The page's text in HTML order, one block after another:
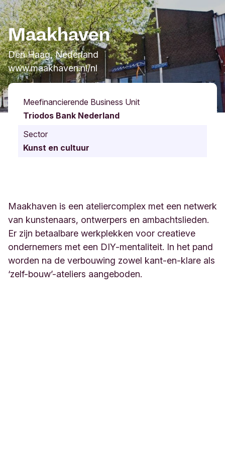
Maakhaven
Den Haag, Nederland
www.maakhaven.nl/nl
Meefinancierende Business Unit
Triodos Bank Nederland
Sector
Kunst en cultuur
Maakhaven is een ateliercomplex met een netwerk
van kunstenaars, ontwerpers en ambachtslieden.
Er zijn betaalbare werkplekken voor creatieve
ondernemers met een DIY-mentaliteit. In het pand
worden na de verbouwing zowel kant-en-klare als
‘zelf-bouw’-ateliers aangeboden.